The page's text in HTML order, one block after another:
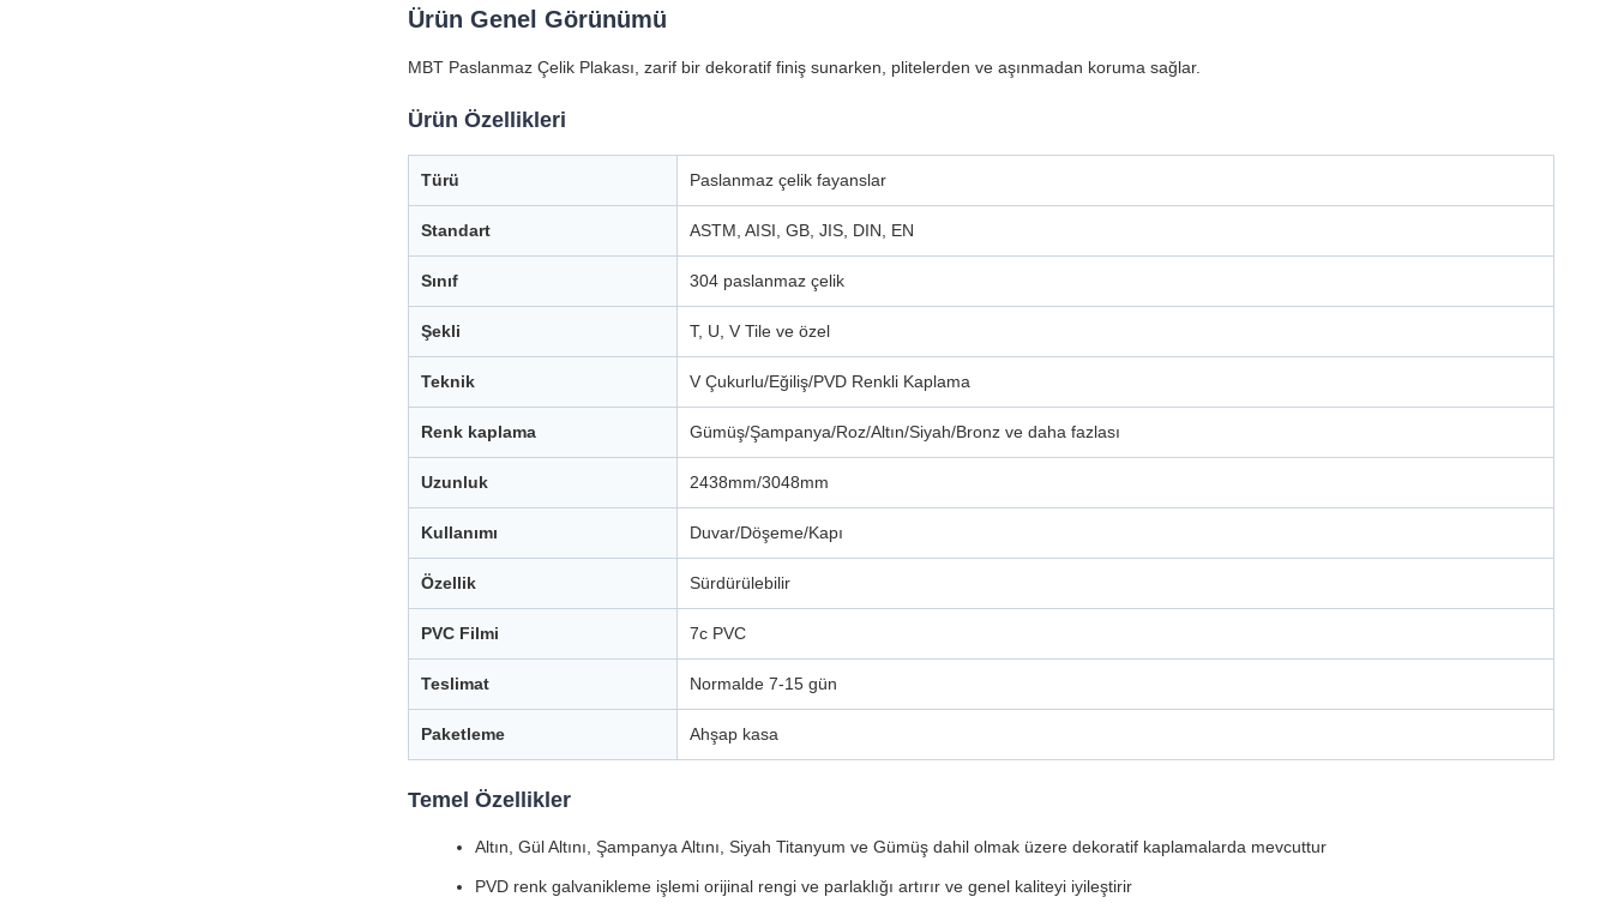
Ürün Genel Görünümü
MBT Paslanmaz Çelik Plakası, zarif bir dekoratif finiş sunarken, plitelerden ve aşınmadan koruma sağlar.
Ürün Özellikleri
Türü Paslanmaz çelik fayanslar
Standart ASTM, AISI, GB, JIS, DIN, EN
Sınıf 304 paslanmaz çelik
Şekli T, U, V Tile ve özel
Teknik V Çukurlu/Eğiliş/PVD Renkli Kaplama
Renk kaplama Gümüş/Şampanya/Roz/Altın/Siyah/Bronz ve daha fazlası
Uzunluk 2438mm/3048mm
Kullanımı Duvar/Döşeme/Kapı
Özellik Sürdürülebilir
PVC Filmi 7c PVC
Teslimat Normalde 7-15 gün
Paketleme Ahşap kasa
Temel Özellikler
Altın, Gül Altını, Şampanya Altını, Siyah Titanyum ve Gümüş dahil olmak üzere dekoratif kaplamalarda mevcuttur
PVD renk galvanikleme işlemi orijinal rengi ve parlaklığı artırır ve genel kaliteyi iyileştirir